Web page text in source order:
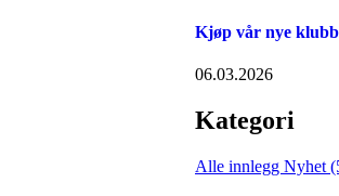
Kjøp vår nye
06.03.2026
Kategori
Alle innlegg Nyhet